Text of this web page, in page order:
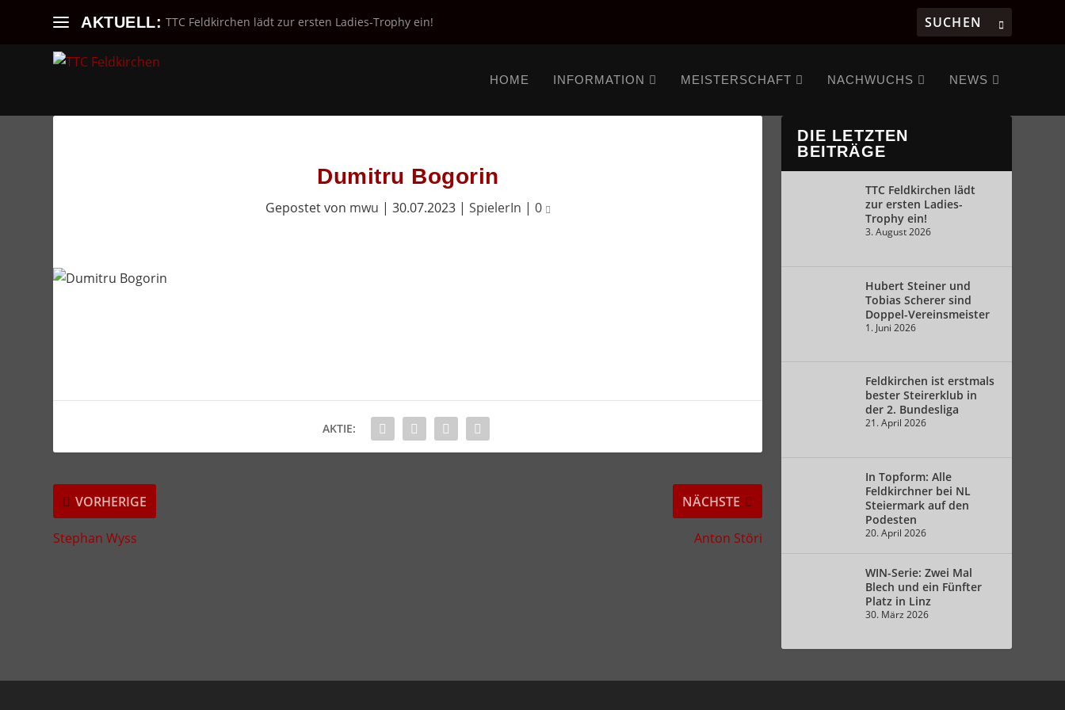
AKTUELL: TTC Feldkirchen lädt zur ersten Ladies-Trophy ein!
HOME INFORMATION MEISTERSCHAFT NACHWUCHS NEWS
Dumitru Bogorin
Gepostet von mwu | 30.07.2023| SpielerIn | 0
AKTIE:
VORHERIGE
Stephan Wyss
NÄCHSTE
Anton Störi
DIE LETZTEN
BEITRÄGE
TTC Feldkirchen lädt
zur ersten Ladies-
Trophy ein!
3. August 2026
Hubert Steiner und
Tobias Scherer sind
Doppel-Vereinsmeister
1. Juni 2026
Feldkirchen ist erstmals
bester Steirerklub in
der 2. Bundesliga
21. April 2026
In Topform: Alle
Feldkirchner bei NL
Steiermark auf den
Podesten
20. April 2026
WIN-Serie: Zwei Mal
Blech und ein Fünfter
Platz in Linz
30. März 2026